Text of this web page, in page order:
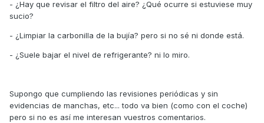
- ¿Hay que revisar el filtro del aire? ¿Qué ocurre si estuviese muy
sucio?
- ¿Limpiar la carbonilla de la bujía? pero si no sé ni donde está.
- ¿Suele bajar el nivel de refrigerante? ni lo miro.
Supongo que cumpliendo las revisiones periódicas y sin
evidencias de manchas, etc... todo va bien (como con el coche)
pero si no es así me interesan vuestros comentarios.